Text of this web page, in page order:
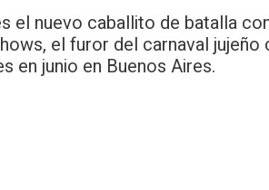
el nuevo caballito de batalla
el furor del carnaval
en junio en Buenos Aires.